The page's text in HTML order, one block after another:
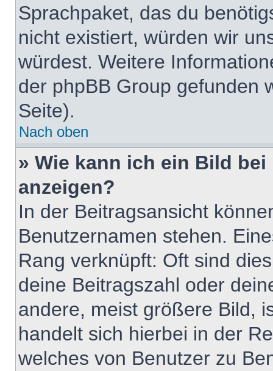
Sprachpaket, das du
nicht existiert, würden wir
würdest. Weitere
der phpBB Group gefunden
Seite).
Nach oben
» Wie kann ich ein Bild
anzeigen?
In der Beitragsansicht
Benutzernamen stehen.
Rang verknüpft: Oft sind
deine Beitragszahl oder
andere, meist größere Bild,
handelt sich hierbei in der
welches von Benutzer zu